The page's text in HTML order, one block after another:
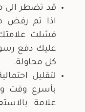
قد تضطر الى
اذا تم رفض
فشلت
كل محاولة.
لتقليل
بأسرع وقت
علامة